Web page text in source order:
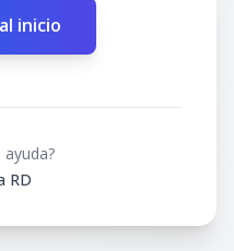
inicio
ayuda?
RD